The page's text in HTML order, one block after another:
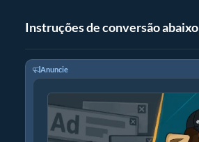
Instruções de conversão abaixo
Anuncie